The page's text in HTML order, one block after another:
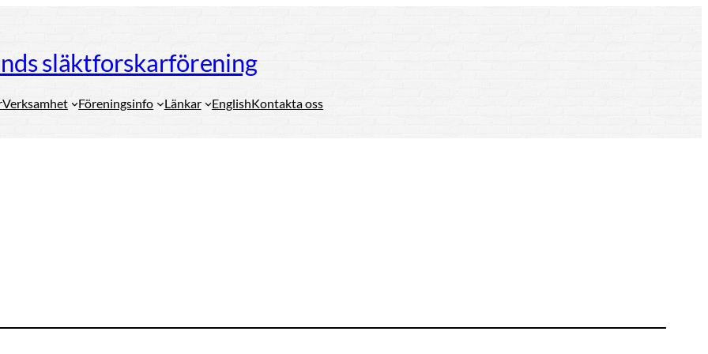
släktforskarförening
Verksamhet Föreningsinfo Länkar EnglishKontakta oss